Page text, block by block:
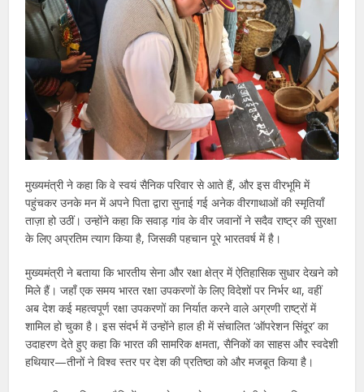
मुख्यमंत्री ने कहा कि वे स्वयं सैनिक परिवार से आते हैं, और इस वीरभूमि में
पहुंचकर उनके मन में अपने पिता द्वारा सुनाई गई अनेक वीरगाथाओं की स्मृतियाँ
ताज़ा हो उठीं। उन्होंने कहा कि सवाड़ गांव के वीर जवानों ने सदैव राष्ट्र की सुरक्षा
के लिए अप्रतिम त्याग किया है, जिसकी पहचान पूरे भारतवर्ष में है।
मुख्यमंत्री ने बताया कि भारतीय सेना और रक्षा क्षेत्र में ऐतिहासिक सुधार देखने को
मिले हैं। जहाँ एक समय भारत रक्षा उपकरणों के लिए विदेशों पर निर्भर था, वहीं
अब देश कई महत्वपूर्ण रक्षा उपकरणों का निर्यात करने वाले अग्रणी राष्ट्रों में
शामिल हो चुका है। इस संदर्भ में उन्होंने हाल ही में संचालित ‘ऑपरेशन सिंदूर’ का
उदाहरण देते हुए कहा कि भारत की सामरिक क्षमता, सैनिकों का साहस और स्वदेशी
हथियार—तीनों ने विश्व स्तर पर देश की प्रतिष्ठा को और मजबूत किया है।